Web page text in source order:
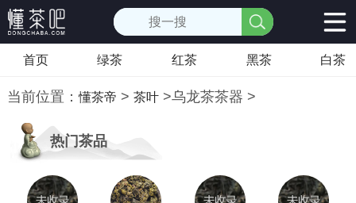
首页 绿茶 红茶 黑茶 白茶
当前位置：懂茶帝 > 茶叶>乌龙茶茶器 >
热门茶品